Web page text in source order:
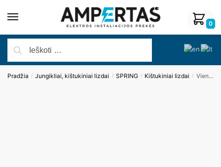
0
Pradžia / Jungikliai, kištukiniai lizdai / SPRING / Kištukiniai lizdai / Vienvietis stiklo rėmelis (baltas)